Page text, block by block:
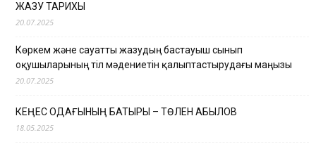
ЖАЗУ ТАРИХЫ
20.07.2025
Көркем және сауатты жазудың бастауыш сынып
оқушыларының тіл мәдениетін қалыптастырудағы маңызы
20.07.2025
КЕҢЕС ОДАҒЫНЫҢ БАТЫРЫ – ТӨЛЕН ҚАБЫЛОВ
18.05.2025